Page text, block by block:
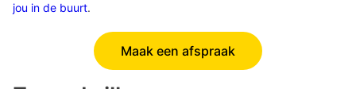
jou in de buurt.
Maak een afspraak